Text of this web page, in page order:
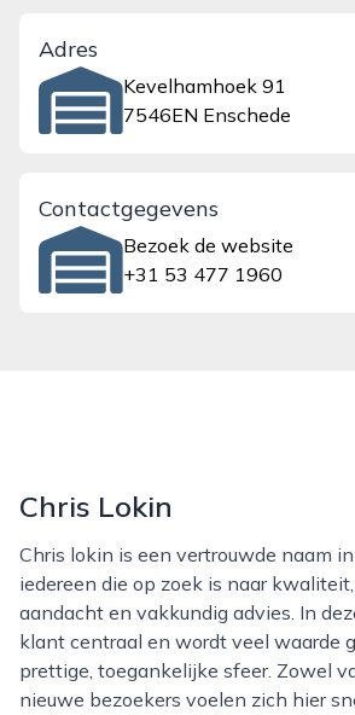
Adres
Kevelhamhoek 91
7546EN Enschede
Contactgegevens
Bezoek de website
+31 53 477 1960
Chris Lokin
Chris lokin is een vertrouwde naam in enschede voor
iedereen die op zoek is naar
aandacht en vakkundig advies. In
klant centraal en wordt veel waarde
prettige, toegankelijke sfeer. Zowel
nieuwe bezoekers voelen zich hier